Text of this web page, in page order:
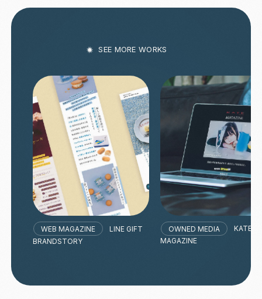
SEE MORE WORKS
WEB MAGAZINE
WEB MAGAZINE
LINE GIFT
BRANDSTORY
OWNED MEDIA
OWNED MEDIA
KATE
MAGAZINE
COMPANY
STUDIO
PRIVACY POLICY